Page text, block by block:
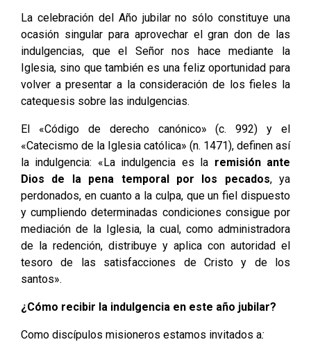
La celebración del Año jubilar no sólo constituye una
ocasión singular para aprovechar el gran don de las
indulgencias, que el Señor nos hace mediante la
Iglesia, sino que también es una feliz oportunidad para
volver a presentar a la consideración de los fieles la
catequesis sobre las indulgencias.
El «Código de derecho canónico» (c. 992) y el
«Catecismo de la Iglesia católica» (n. 1471), definen así
la indulgencia: «La indulgencia es la remisión ante
Dios de la pena temporal por los pecados, ya
perdonados, en cuanto a la culpa, que un fiel dispuesto
y cumpliendo determinadas condiciones consigue por
mediación de la Iglesia, la cual, como administradora
de la redención, distribuye y aplica con autoridad el
tesoro de las satisfacciones de Cristo y de los
santos».
¿Cómo recibir la indulgencia en este año jubilar?
Como discípulos misioneros estamos invitados a: